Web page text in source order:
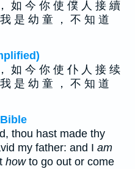
今 你 使 僕 人 接 續
是 幼 童 ， 不 知 道
今 你 使 仆 人 接 续
是 幼 童 ， 不 知 道
thou hast made thy
my father: and I am
howto go out or come